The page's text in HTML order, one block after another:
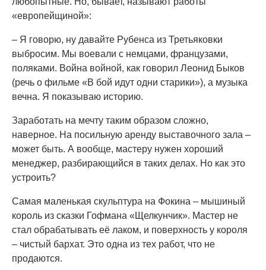
«европейщиной»:
– Я говорю, ну давайте Рубенса из Третьяковки
выбросим. Мы воевали с немцами, французами,
поляками. Война войной, как говорил Леонид Быков
(речь о фильме «В бой идут одни старики»), а музыка
вечна. Я показываю историю.
Заработать на мечту таким образом сложно,
наверное. На посильную аренду выставочного зала –
может быть. А вообще, мастеру нужен хороший
менеджер, разбирающийся в таких делах. Но как это
устроить?
Самая маленькая скульптура на Фокина – мышиный
король из сказки Гофмана «Щелкунчик». Мастер не
стал обрабатывать её лаком, и поверхность у короля
– чистый бархат. Это одна из тех работ, что не
продаются.